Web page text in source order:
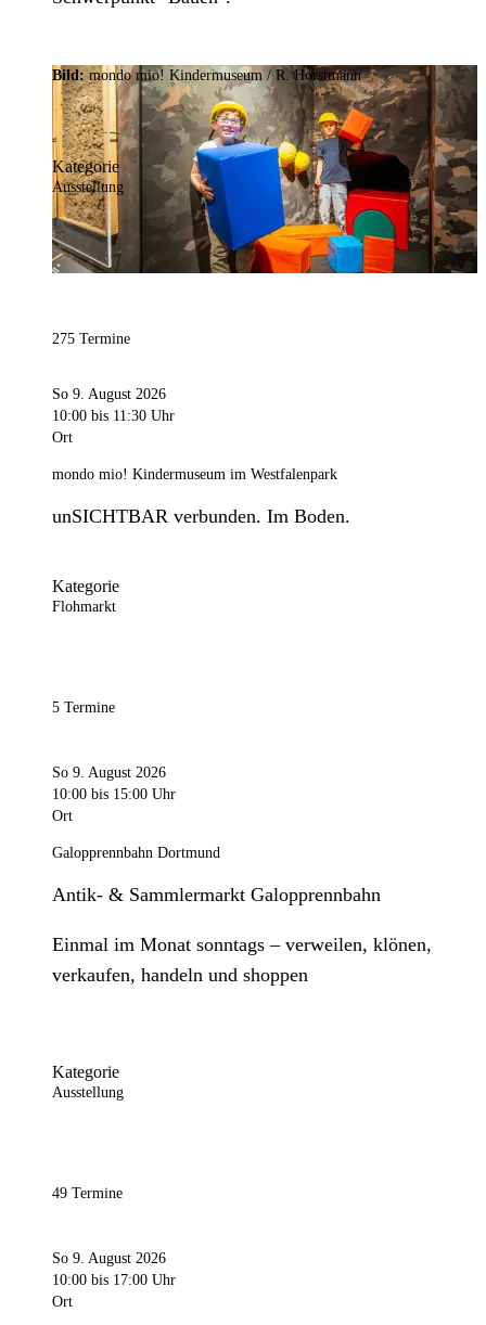
Bild:mondo mio! Kindermuseum / R. Horstmann
Kategorie
Ausstellung
275 Termine
So 9. August 2026
10:00 bis 11:30 Uhr
Ort
mondo mio! Kindermuseum im Westfalenpark
unSICHTBAR verbunden. Im Boden.
Kategorie
Flohmarkt
5 Termine
So 9. August 2026
10:00 bis 15:00 Uhr
Ort
Galopprennbahn Dortmund
Antik- & Sammlermarkt Galopprennbahn
Einmal im Monat sonntags – verweilen, klönen,
verkaufen, handeln und shoppen
Kategorie
Ausstellung
49 Termine
So 9. August 2026
10:00 bis 17:00 Uhr
Ort